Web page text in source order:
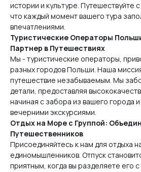
истории и культуре. Путешествуйте
что каждый момент вашего тура
впечатлениями.
Туристические Операторы
Партнер в Путешествиях
Мы - туристические операторы,
разных городов Польши. Наша
путешествие незабываемым. Мы
детали, предоставляя
начиная с забора из вашего города
вечерними экскурсиями.
Отдых на Море с Группой:
Путешественников
Присоединяйтесь к нам для отдыха
единомышленников. Отпуск
приятным, когда вы разделяете его